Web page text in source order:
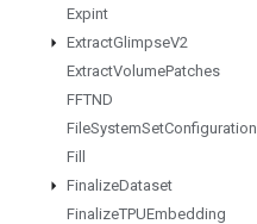
Expint
ExtractGlimpseV2
ExtractVolumePatches
FFTND
FileSystemSetConfiguration
Fill
FinalizeDataset
FinalizeTPUEmbedding